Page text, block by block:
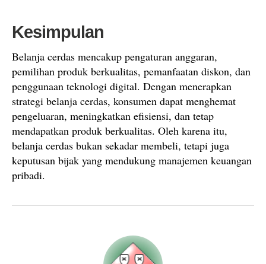
Kesimpulan
Belanja cerdas mencakup pengaturan anggaran,
pemilihan produk berkualitas, pemanfaatan diskon, dan
penggunaan teknologi digital. Dengan menerapkan
strategi belanja cerdas, konsumen dapat menghemat
pengeluaran, meningkatkan efisiensi, dan tetap
mendapatkan produk berkualitas. Oleh karena itu,
belanja cerdas bukan sekadar membeli, tetapi juga
keputusan bijak yang mendukung manajemen keuangan
pribadi.